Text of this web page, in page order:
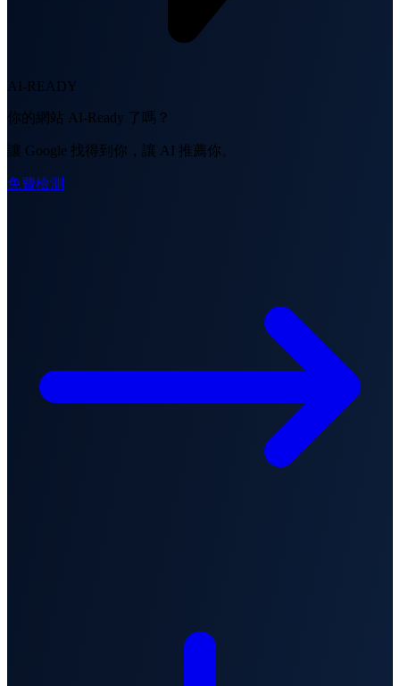
AI-READY
你的網站 AI-Ready 了嗎？
讓 Google 找得到你，讓 AI 推薦你。
免費檢測